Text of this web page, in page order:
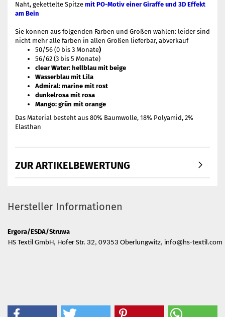
Naht, gekettelte Spitze mit PO-Motiv einer Giraffe und 3D Effekt
am Bein
Sie können aus folgenden Farben und Größen wählen: leider sind
nicht mehr alle farben in allen Größen lieferbar, abverkauf
50/56 (0 bis 3 Monate)
56/62 (3 bis 5 Monate)
clear Water: hellblau mit beige
Wasserblau mit Lila
Admiral: marine mit rost
dunkelrosa mit rosa
Mango: grün mit orange
Das Material besteht aus 80% Baumwolle, 18% Polyamid, 2%
Elasthan
ZUR ARTIKELBEWERTUNG
Hersteller Informationen
Ergora/ESDA/Struwa
HS Textil GmbH, Hofer Str. 32, 09353 Oberlungwitz, info@hs-textil.com